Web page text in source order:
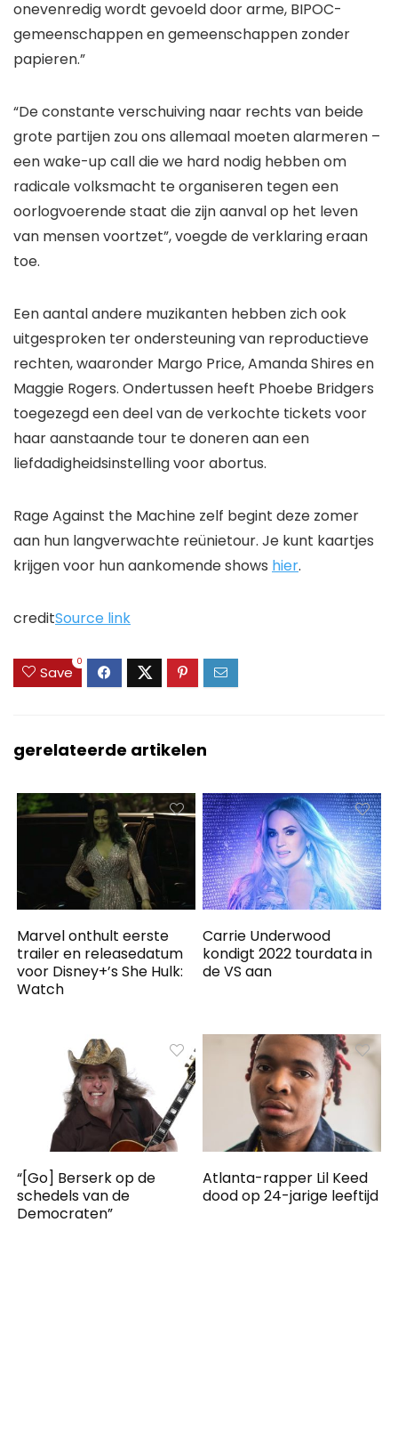
onevenredig wordt gevoeld door arme, BIPOC-
gemeenschappen en gemeenschappen zonder
papieren.”
“De constante verschuiving naar rechts van beide
grote partijen zou ons allemaal moeten alarmeren –
een wake-up call die we hard nodig hebben om
radicale volksmacht te organiseren tegen een
oorlogvoerende staat die zijn aanval op het leven
van mensen voortzet”, voegde de verklaring eraan
toe.
Een aantal andere muzikanten hebben zich ook
uitgesproken ter ondersteuning van reproductieve
rechten, waaronder Margo Price, Amanda Shires en
Maggie Rogers. Ondertussen heeft Phoebe Bridgers
toegezegd een deel van de verkochte tickets voor
haar aanstaande tour te doneren aan een
liefdadigheidsinstelling voor abortus.
Rage Against the Machine zelf begint deze zomer
aan hun langverwachte reünietour. Je kunt kaartjes
krijgen voor hun aankomende shows hier.
creditSource link
Save
0
gerelateerde artikelen
Marvel onthult eerste
trailer en releasedatum
voor Disney+’s She Hulk:
Watch
Carrie Underwood
kondigt 2022 tourdata in
de VS aan
“[Go] Berserk op de
schedels van de
Democraten”
Atlanta-rapper Lil Keed
dood op 24-jarige leeftijd